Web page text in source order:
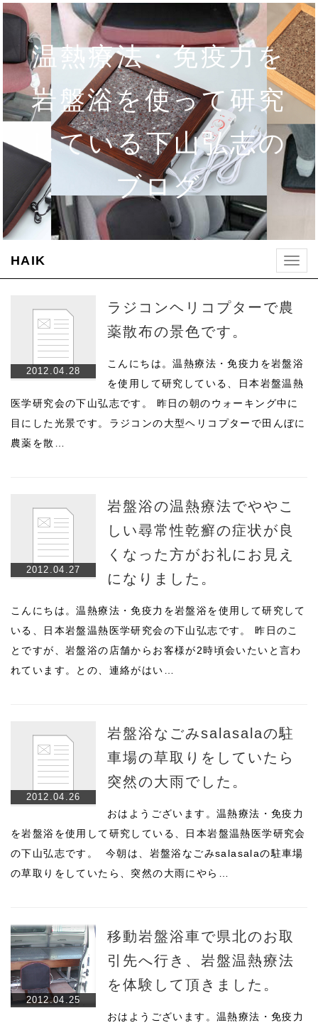
温熱療法・免疫力を
岩盤浴を使って研究
している下山弘志の
ブログ
HAIK
2012.04.28
ラジコンヘリコプターで農
薬散布の景色です。
こんにちは。温熱療法・免疫力を岩盤浴
を使用して研究している、日本岩盤温熱
医学研究会の下山弘志です。 昨日の朝のウォーキング中に
目にした光景です。ラジコンの大型ヘリコプターで田んぼに
農薬を散…
2012.04.27
岩盤浴の温熱療法でややこ
しい尋常性乾癬の症状が良
くなった方がお礼にお見え
になりました。
こんにちは。温熱療法・免疫力を岩盤浴を使用して研究して
いる、日本岩盤温熱医学研究会の下山弘志です。 昨日のこ
とですが、岩盤浴の店舗からお客様が2時頃会いたいと言わ
れています。との、連絡がはい…
2012.04.26
岩盤浴なごみsalasalaの駐
車場の草取りをしていたら
突然の大雨でした。
おはようございます。温熱療法・免疫力
を岩盤浴を使用して研究している、日本岩盤温熱医学研究会
の下山弘志です。 今朝は、岩盤浴なごみsalasalaの駐車場
の草取りをしていたら、突然の大雨にやら…
2012.04.25
移動岩盤浴車で県北のお取
引先へ行き、岩盤温熱療法
を体験して頂きました。
おはようございます。温熱療法・免疫力